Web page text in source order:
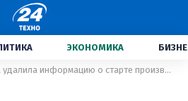
ЭКОНОМИКА
Tesla удалила информацию о старте производства Cybertruck: что будет теперь